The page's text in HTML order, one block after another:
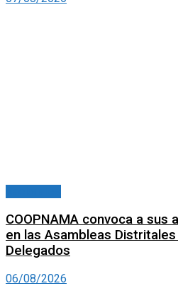
COOPNAMA convoca a sus
en las Asambleas
Delegados
06/08/2026